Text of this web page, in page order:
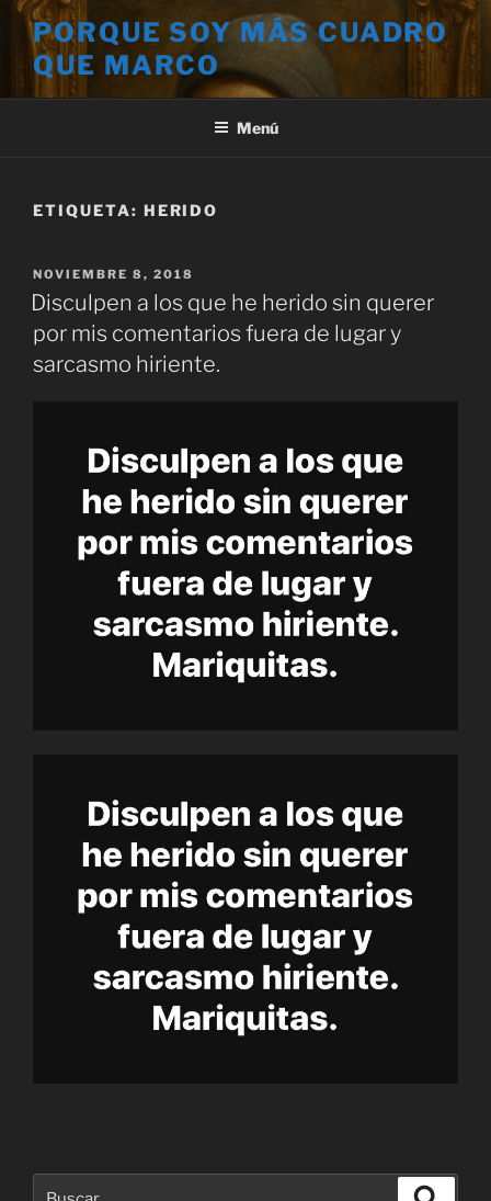
Saltar
contenido
PORQUE SOY MÁS CUADRO
QUE MARCO
Menú
ETIQUETA: HERIDO
PUBLICADO
EL
NOVIEMBRE 8, 2018
Disculpen a los que he herido sin querer
por mis comentarios fuera de lugar y
sarcasmo hiriente.